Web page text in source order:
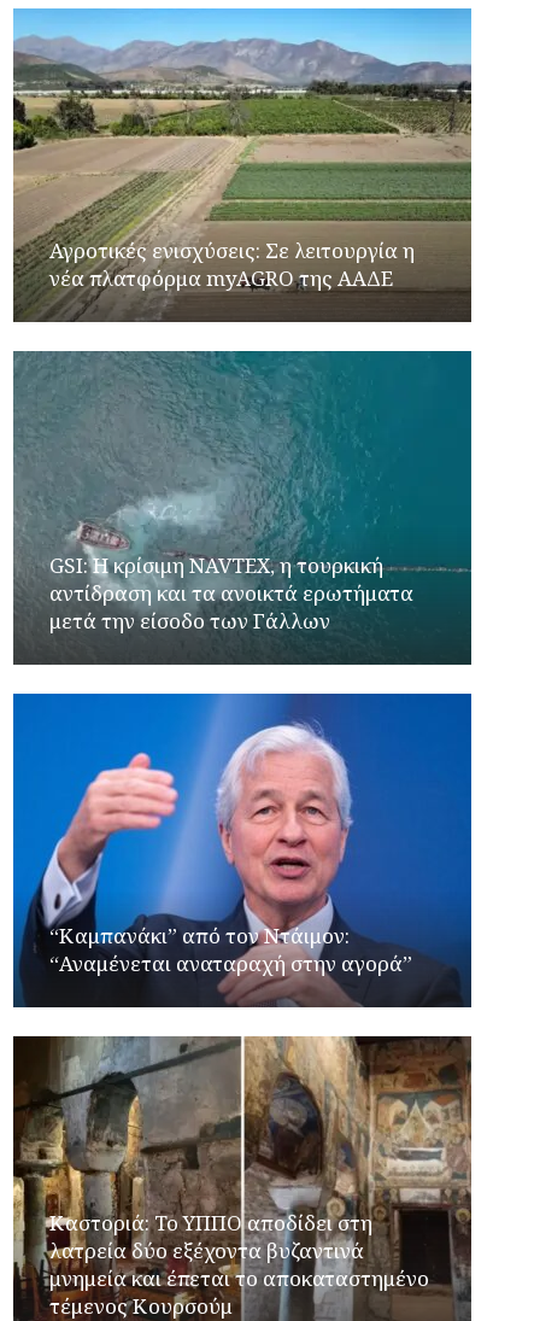
Αγροτικές ενισχύσεις: Σε λειτουργία η
νέα πλατφόρμα myAGRO της ΑΑΔΕ
GSI: Η κρίσιμη NAVTEX, η τουρκική
αντίδραση και τα ανοικτά ερωτήματα
μετά την είσοδο των Γάλλων
“Καμπανάκι” από τον Ντάιμον:
“Αναμένεται αναταραχή στην αγορά”
Καστοριά: Το ΥΠΠΟ αποδίδει στη
λατρεία δύο εξέχοντα βυζαντινά
μνημεία και έπεται το αποκαταστημένο
τέμενος Κουρσούμ